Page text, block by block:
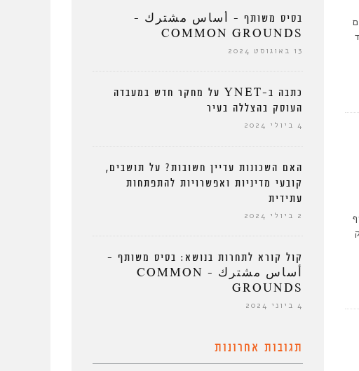
בסיס משותף – أساس مشترك –
COMMON GROUNDS
13 באוגוסט 2024
כתבה ב-YNET על מחקר חדש במעבדה
העוסק בהצללה בעיר
4 ביולי 2024
האם השכונות עדיין חשובות? על תושבים,
קובעי מדיניות ואפשרויות להתפתחות
עתידית
2 ביולי 2024
קול קורא לתחרות בנושא: בסיס משותף –
أساس مشترك – COMMON
GROUNDS
4 ביוני 2024
תגובות אחרונות